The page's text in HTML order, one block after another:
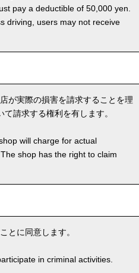
pay a deductible of 50,000 yen.
driving, users may not receive
が実際の損害を請求することを理
請求する権利を有します。
will charge for actual
shop has the right to claim
とに同意します。
in criminal activities.